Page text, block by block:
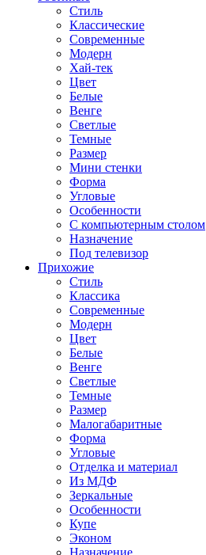
Стиль
Классические
Современные
Модерн
Хай-тек
Цвет
Белые
Венге
Светлые
Темные
Размер
Мини стенки
Форма
Угловые
Особенности
С компьютерным столом
Назначение
Под телевизор
Прихожие
Стиль
Классика
Современные
Модерн
Цвет
Белые
Венге
Светлые
Темные
Размер
Малогабаритные
Форма
Угловые
Отделка и материал
Из МДФ
Зеркальные
Особенности
Купе
Эконом
Назначение